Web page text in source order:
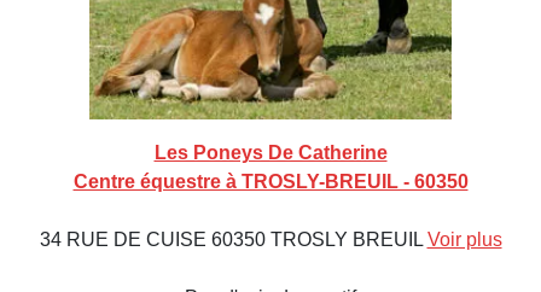
Les Poneys De Catherine
Centre équestre à TROSLY-BREUIL - 60350
34 RUE DE CUISE 60350 TROSLY BREUIL Voir plus